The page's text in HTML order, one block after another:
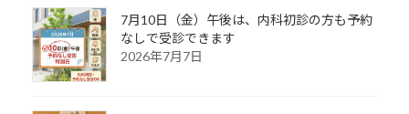
7月10日（金）午後は、内科初診の方も予約
なしで受診できます
2026年7月7日